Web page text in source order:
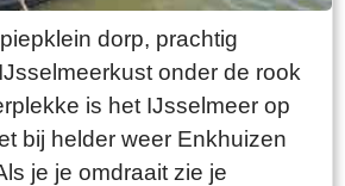
dorp, prachtig
onder de rook
is het IJsselmeer op
bij helder weer Enkhuizen
je je omdraait zie je